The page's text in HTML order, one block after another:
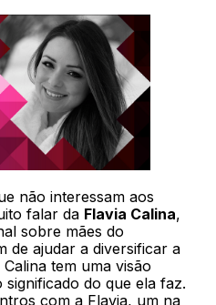
não interessam aos
falar da Flavia Calina,
sobre mães do
de ajudar a diversificar a
tem uma visão
do que ela faz.
com a Flavia, um na